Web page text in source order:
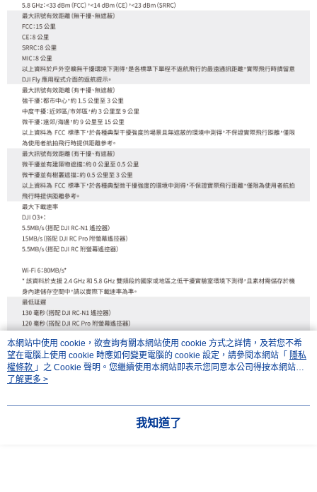
本網站中使用 cookie，欲查詢有關本網站使用 cookie 方式之詳情，及若您不希
望在電腦上使用 cookie 時應如何變更電腦的 cookie 設定，請參閱本網站「 隱私
權條款 」之 Cookie 聲明。您繼續使用本網站即表示您同意本公司得按本網站使
用條款之 Cookie 聲明使用 cookie。
了解更多 >
我知道了